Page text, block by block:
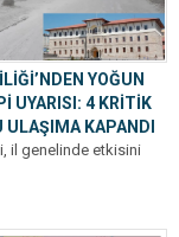
YOĞUN
UYARISI: 4 KRİTİK
ULAŞIMA KAPANDI
il genelinde etkisini